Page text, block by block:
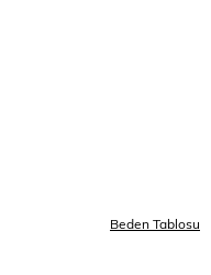
Beden Tablosu